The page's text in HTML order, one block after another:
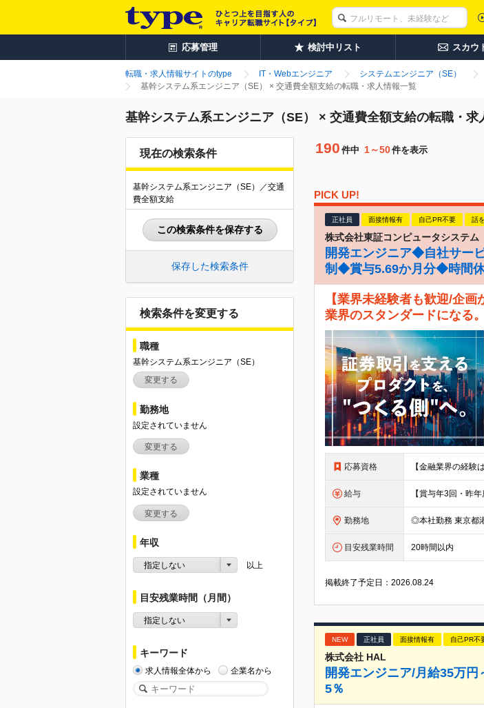
応募管理 検討中リスト スカウ
転職・求人情報サイトのtype IT・Webエンジニア システムエンジニア（SE）
基幹システム系エンジニア（SE） × 交通費全額支給の転職・求人情報一覧
基幹システム系エンジニア（SE） × 交通費全額支給の転職・求
現在の検索条件
基幹システム系エンジニア（SE）／交通
費全額支給
この検索条件を保存する
保存した検索条件
検索条件を変更する
職種
基幹システム系エンジニア（SE）
変更する
勤務地
設定されていません
変更する
業種
設定されていません
変更する
年収
指定しない 以上
目安残業時間（月間）
指定しない
キーワード
求人情報全体から 企業名から
190 件中 1～50件を表示
PICK UP!
正社員 面接情報有 自己PR不要 話
株式会社東証コンピュータシステム
開発エンジニア◆自社サー
制◆賞与5.69か月分◆時間
【業界未経験者も歓迎/企
業界のスタンダードになる。
応募資格
給与
勤務地
目安残業時間 20時間以内
掲載終了予定日：2026.08.24
NEW 正社員 面接情報有 自己PR不
株式会社 HAL
開発エンジニア/月給35万
5％